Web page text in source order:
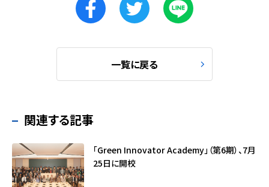
一覧に戻る
関連する記事
「Green Innovator Academy」（第6期）、7月
25日に開校